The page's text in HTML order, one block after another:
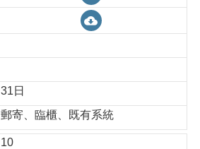
31日
郵寄、臨櫃、既有系統
10